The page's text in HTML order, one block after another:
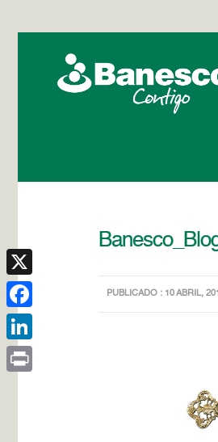
PUBLICADO : 10 ABRIL,
X
Facebook
LinkedIn